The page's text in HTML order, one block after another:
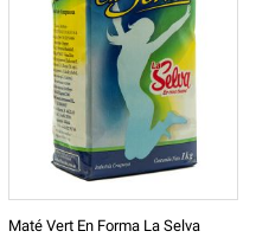
Maté Vert En Forma La Selva